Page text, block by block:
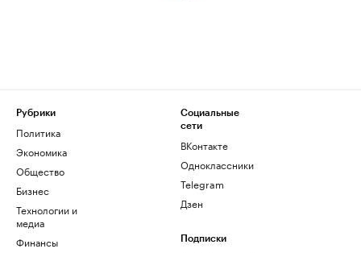
Рубрики
Политика
Экономика
Общество
Бизнес
Технологии и
медиа
Финансы
Социальные
сети
ВКонтакте
Одноклассники
Telegram
Дзен
Подписки